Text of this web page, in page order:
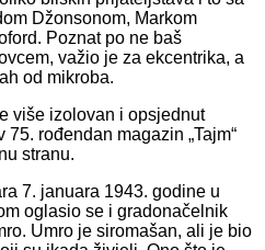
Džonsonom, Markom
Poznat po ne baš
važio je za ekcentrika, a
od mikroba.
više izolovan i opsjednut
rođendan magazin „Tajm“
stranu.
7. januara 1943. godine u
oglasio se i gradonačelnik
Umro je siromašan, ali je bio